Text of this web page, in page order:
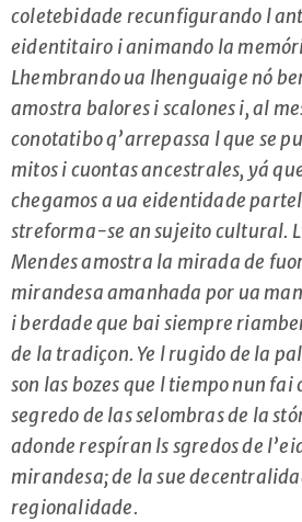
coletebidade recunfigurando l
eidentitairo i animando la
Lhembrando ua lhenguaige nó
amostra balores i scalones i, al
conotatibo q’arrepassa l que se
mitos i cuontas ancestrales, yá
chegamos a ua eidentidade
streforma-se an sujeito cultural.
Mendes amostra la mirada de
mirandesa amanhada por ua
i berdade que bai siempre
de la tradiçon. Ye l rugido de la
son las bozes que l tiempo nun
segredo de las selombras de la
adonde respíran ls sgredos de
mirandesa; de la sue
regionalidade.